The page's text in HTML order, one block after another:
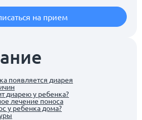
появляется диарея
диарею у ребенка?
лечение поноса
у ребенка дома?
на прием